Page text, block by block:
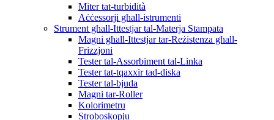
Miter tat-turbidità
Aċċessorji għall-istrumenti
Strument għall-Ittestjar tal-Materja Stampata
Magni għall-Ittestjar tar-Reżistenza għall-
Frizzjoni
Tester tal-Assorbiment tal-Linka
Tester tat-tqaxxir tad-diska
Tester tal-bjuda
Magni tar-Roller
Kolorimetru
Stroboskopju